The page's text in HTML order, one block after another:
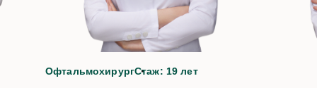
ОфтальмохирургСтаж: 19 лет